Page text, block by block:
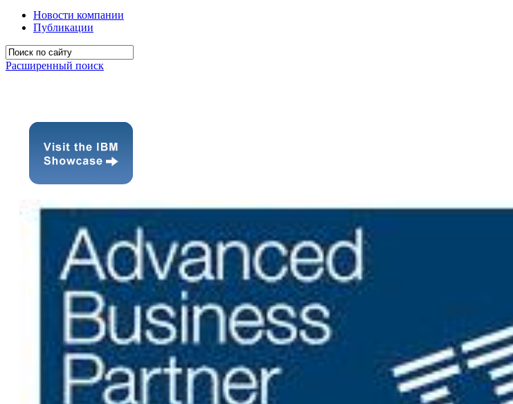
Новости компании
Публикации
Расширенный поиск